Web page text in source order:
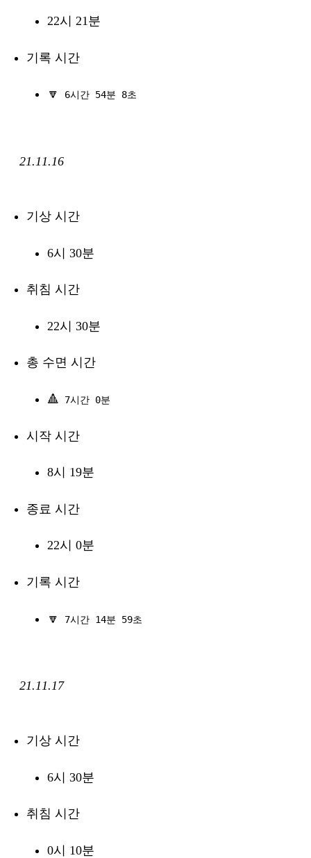
22시 21분
기록 시간
🔽 6시간 54분 8초
21.11.16
기상 시간
6시 30분
취침 시간
22시 30분
총 수면 시간
🔺 7시간 0분
시작 시간
8시 19분
종료 시간
22시 0분
기록 시간
🔽 7시간 14분 59초
21.11.17
기상 시간
6시 30분
취침 시간
0시 10분